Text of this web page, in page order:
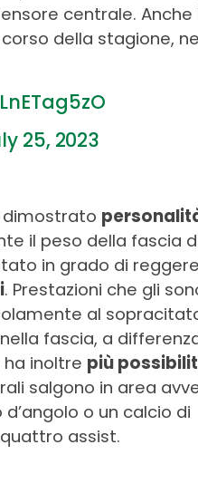
centrale. Anche
della stagione,
25, 2023
dimostrato
il peso della fascia
in grado di
. Prestazioni che gli
al
fascia, a
inoltre più
salgono in area
o un calcio di
quattro assist.